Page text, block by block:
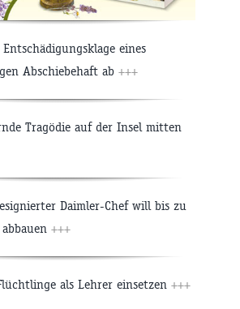
eines
Abschiebehaft ab +++
Tragödie auf der Insel mitten
Daimler-Chef will bis zu
+++
als Lehrer einsetzen +++